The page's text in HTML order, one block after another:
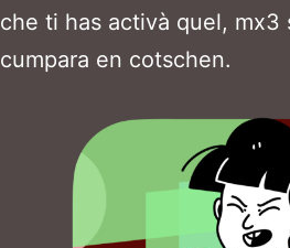
che ti has activà quel,
cumpara en cotschen.